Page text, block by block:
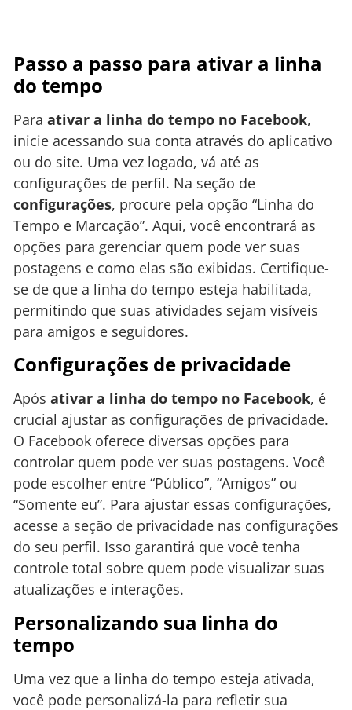
Passo a passo para ativar a linha
do tempo
Para ativar a linha do tempo no Facebook,
inicie acessando sua conta através do aplicativo
ou do site. Uma vez logado, vá até as
configurações de perfil. Na seção de
configurações, procure pela opção “Linha do
Tempo e Marcação”. Aqui, você encontrará as
opções para gerenciar quem pode ver suas
postagens e como elas são exibidas. Certifique-
se de que a linha do tempo esteja habilitada,
permitindo que suas atividades sejam visíveis
para amigos e seguidores.
Configurações de privacidade
Após ativar a linha do tempo no Facebook, é
crucial ajustar as configurações de privacidade.
O Facebook oferece diversas opções para
controlar quem pode ver suas postagens. Você
pode escolher entre “Público”, “Amigos” ou
“Somente eu”. Para ajustar essas configurações,
acesse a seção de privacidade nas configurações
do seu perfil. Isso garantirá que você tenha
controle total sobre quem pode visualizar suas
atualizações e interações.
Personalizando sua linha do
tempo
Uma vez que a linha do tempo esteja ativada,
você pode personalizá-la para refletir sua